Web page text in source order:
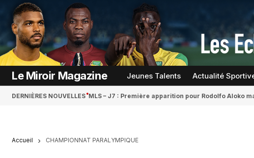
Le Miroir Magazine Jeunes Talents Actualité
DERNIÈRES NOUVELLES MLS – J7 : Première apparition pour Rodolfo Aloko
Accueil CHAMPIONNAT PARALYMPIQUE